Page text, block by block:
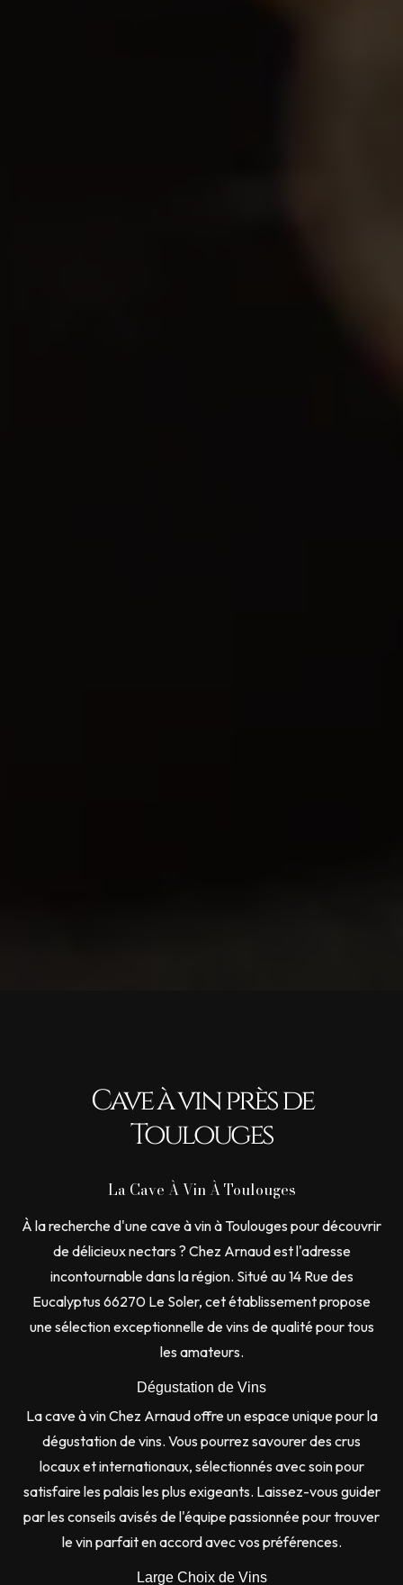
Cave à vin près de
Toulouges
La Cave À Vin À Toulouges
À la recherche d'une cave à vin à Toulouges pour découvrir
de délicieux nectars ? Chez Arnaud est l'adresse
incontournable dans la région. Situé au 14 Rue des
Eucalyptus 66270 Le Soler, cet établissement propose
une sélection exceptionnelle de vins de qualité pour tous
les amateurs.
Dégustation de Vins
La cave à vin Chez Arnaud offre un espace unique pour la
dégustation de vins. Vous pourrez savourer des crus
locaux et internationaux, sélectionnés avec soin pour
satisfaire les palais les plus exigeants. Laissez-vous guider
par les conseils avisés de l'équipe passionnée pour trouver
le vin parfait en accord avec vos préférences.
Large Choix de Vins